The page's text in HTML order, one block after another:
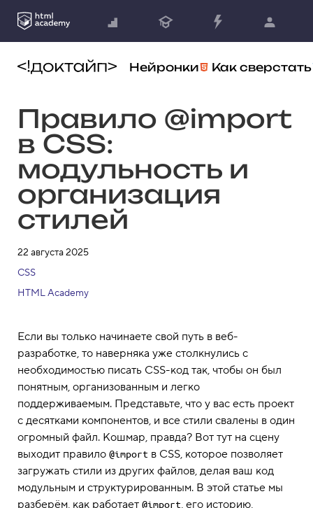
Нейронки Как сверстать
Правило @import
в CSS:
модульность и
организация
стилей
22 августа 2025
CSS
HTML Academy
Если вы только начинаете свой путь в веб-
разработке, то наверняка уже столкнулись с
необходимостью писать CSS-код так, чтобы он был
понятным, организованным и легко
поддерживаемым. Представьте, что у вас есть проект
с десятками компонентов, и все стили свалены в один
огромный файл. Кошмар, правда? Вот тут на сцену
выходит правило @import в CSS, которое позволяет
загружать стили из других файлов, делая ваш код
модульным и структурированным. В этой статье мы
разберём, как работает @import, его историю,